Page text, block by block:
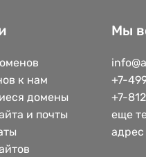
к нам
домены
и почты
Мы
+7-
+7-
еще